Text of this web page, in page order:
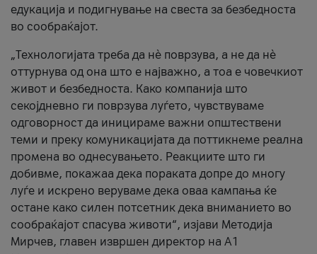
едукација и подигнување на свеста за безбедноста
во сообраќајот.
„Технологијата треба да нè поврзува, а не да нè
оттурнува од она што е најважно, а тоа е човечкиот
живот и безбедноста. Како компанија што
секојдневно ги поврзува луѓето, чувствуваме
одговорност да иницираме важни општествени
теми и преку комуникацијата да поттикнеме реална
промена во однесувањето. Реакциите што ги
добивме, покажаа дека пораката допре до многу
луѓе и искрено веруваме дека оваа кампања ќе
остане како силен потсетник дека вниманието во
сообраќајот спасува животи“, изјави Методија
Мирчев, главен извршен директор на А1